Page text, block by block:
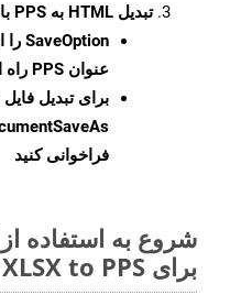
تبدیل HTML به PPS با CellsApi
SaveOption
عنوان PPS راه اندازی کنید
برای تبدیل فایل HTML به فرمت
فراخوانی کنید
برای XLSX to PPS کنید